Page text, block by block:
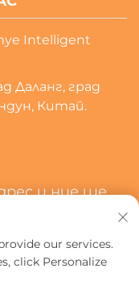
Intelligent
Даланг, град
Китай.
и ние ще
Абонирай Се
our services.
click Personalize